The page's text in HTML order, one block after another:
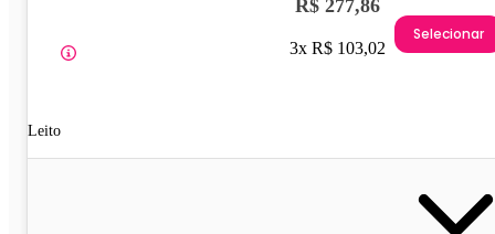
Leito
R$ 277,86
3x R$ 103,02
Selecionar